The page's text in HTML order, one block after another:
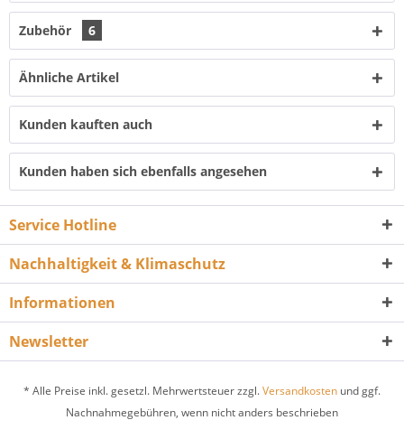
Zubehör 6
Ähnliche Artikel
Kunden kauften auch
Kunden haben sich ebenfalls angesehen
Service Hotline
Nachhaltigkeit & Klimaschutz
Informationen
Newsletter
* Alle Preise inkl. gesetzl. Mehrwertsteuer zzgl.Versandkosten und ggf.
Nachnahmegebühren, wenn nicht anders beschrieben